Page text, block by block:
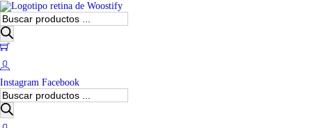
B
ú
s
q
u
e
d
a
d
e
Instagram Facebook
B
ú
s